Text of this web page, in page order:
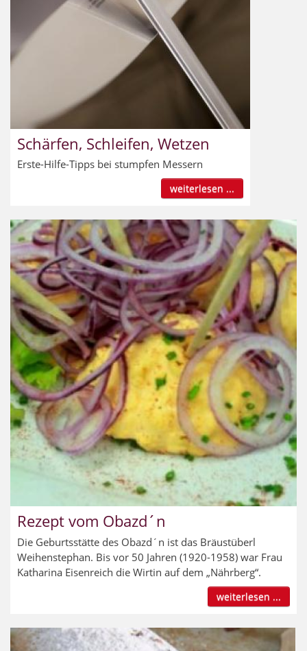
Schärfen, Schleifen, Wetzen
Erste-Hilfe-Tipps bei stumpfen Messern
weiterlesen ...
Rezept vom Obazd´n
Die Geburtsstätte des Obazd´n ist das Bräustüberl
Weihenstephan. Bis vor 50 Jahren (1920-1958) war Frau
Katharina Eisenreich die Wirtin auf dem „Nährberg“.
weiterlesen ...